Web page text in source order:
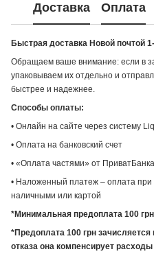
Доставка Оплата
Быстрая доставка Новой почтой
Обращаем ваше внимание: если в
упаковываем их отдельно и
быстрее и надежнее.
Способы оплаты:
• Онлайн на сайте через систему
• Оплата на банковский счет
• «Оплата частями» от
• Наложенный платеж – оплата
наличными или картой
*Минимальная предоплата 100 грн
*Предоплата 100 грн
отказа она компенсирует расходы